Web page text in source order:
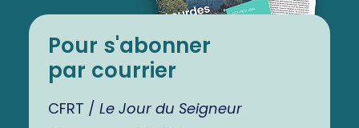
Pour s'abonner
par courrier
CFRT / Le Jour du Seigneur